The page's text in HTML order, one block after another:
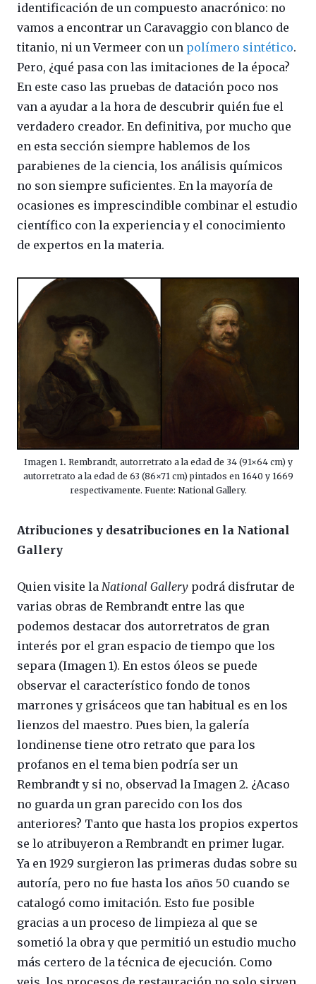
identificación de un compuesto anacrónico: no
vamos a encontrar un Caravaggio con blanco de
titanio, ni un Vermeer con un polímero sintético.
Pero, ¿qué pasa con las imitaciones de la época?
En este caso las pruebas de datación poco nos
van a ayudar a la hora de descubrir quién fue el
verdadero creador. En definitiva, por mucho que
en esta sección siempre hablemos de los
parabienes de la ciencia, los análisis químicos
no son siempre suficientes. En la mayoría de
ocasiones es imprescindible combinar el estudio
científico con la experiencia y el conocimiento
de expertos en la materia.
Imagen 1. Rembrandt, autorretrato a la edad de 34 (91×64 cm) y
autorretrato a la edad de 63 (86×71 cm) pintados en 1640 y 1669
respectivamente. Fuente: National Gallery.
Atribuciones y desatribuciones en la National
Gallery
Quien visite la National Gallery podrá disfrutar de
varias obras de Rembrandt entre las que
podemos destacar dos autorretratos de gran
interés por el gran espacio de tiempo que los
separa (Imagen 1). En estos óleos se puede
observar el característico fondo de tonos
marrones y grisáceos que tan habitual es en los
lienzos del maestro. Pues bien, la galería
londinense tiene otro retrato que para los
profanos en el tema bien podría ser un
Rembrandt y si no, observad la Imagen 2. ¿Acaso
no guarda un gran parecido con los dos
anteriores? Tanto que hasta los propios expertos
se lo atribuyeron a Rembrandt en primer lugar.
Ya en 1929 surgieron las primeras dudas sobre su
autoría, pero no fue hasta los años 50 cuando se
catalogó como imitación. Esto fue posible
gracias a un proceso de limpieza al que se
sometió la obra y que permitió un estudio mucho
más certero de la técnica de ejecución. Como